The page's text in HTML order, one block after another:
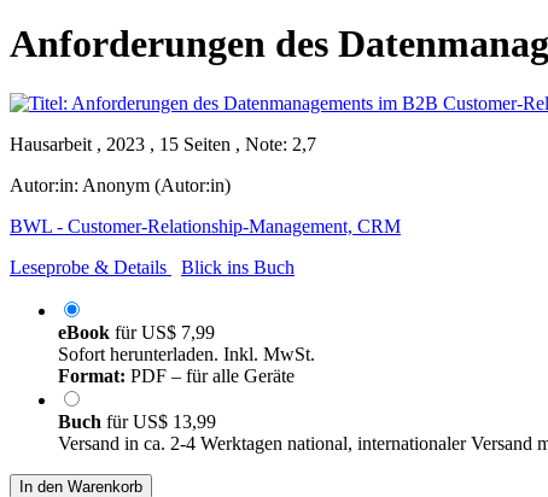
Anforderungen des
Hausarbeit , 2023 , 15 Seiten , Note: 2,7
Autor:in: Anonym (Autor:in)
BWL - Customer-Relationship-Management, CRM
Leseprobe & Details
Blick ins Buch
eBook fürUS$ 7,99
Sofort herunterladen. Inkl. MwSt.
Format: PDF – für alle Geräte
Buch fürUS$ 13,99
Versand in ca. 2-4 Werktagen national, internationaler Versand
In den Warenkorb